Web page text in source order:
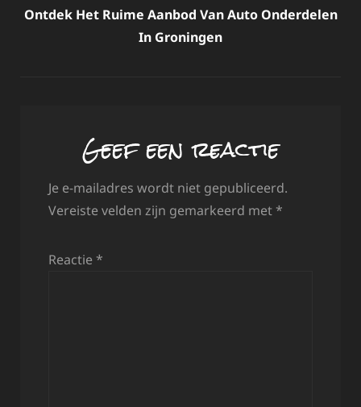
Ontdek Het Ruime Aanbod Van Auto Onderdelen
In Groningen
Geef een reactie
Je e-mailadres wordt niet gepubliceerd.
Vereiste velden zijn gemarkeerd met *
Reactie *